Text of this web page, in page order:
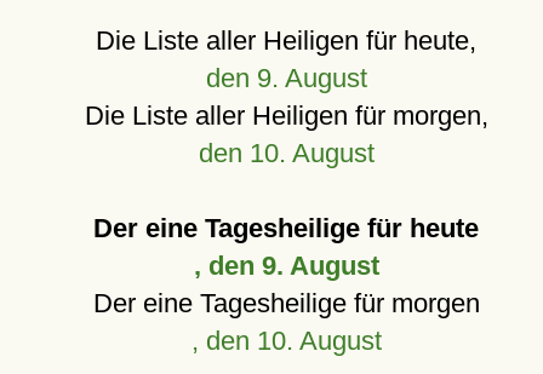
Die Liste aller Heiligen für heute,
den 9. August
Die Liste aller Heiligen für morgen,
den 10. August
Der eine Tagesheilige für heute
, den 9. August
Der eine Tagesheilige für morgen
, den 10. August